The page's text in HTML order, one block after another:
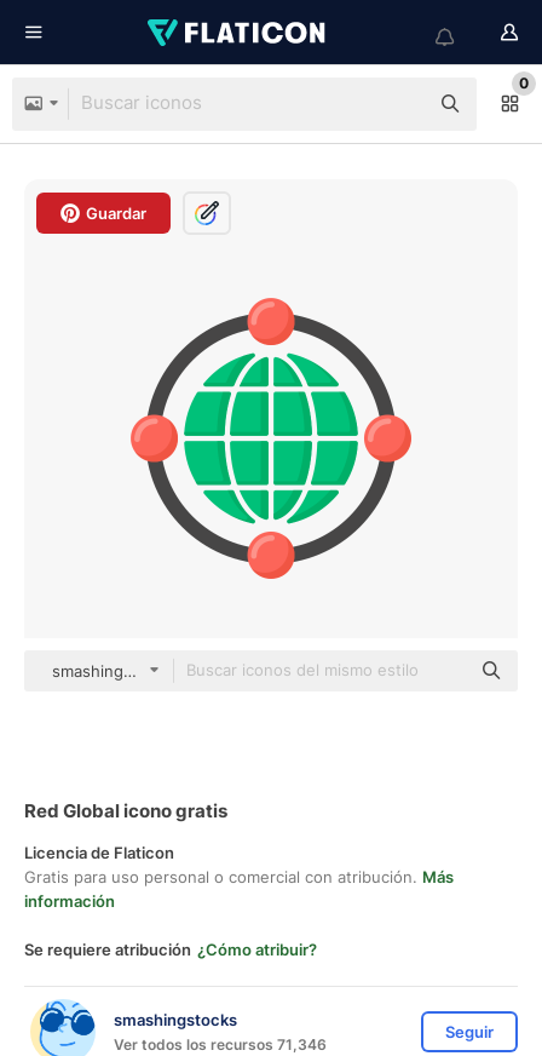
0
Guardar
smashingstocks Flat
Red Global icono gratis
Licencia de Flaticon
Gratis para uso personal o comercial con atribución. Más
información
Se requiere atribución ¿Cómo atribuir?
smashingstocks
Ver todos los recursos 71,346
Seguir